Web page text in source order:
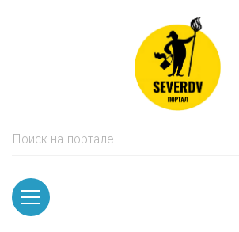
Поиск на портале
и тумбы